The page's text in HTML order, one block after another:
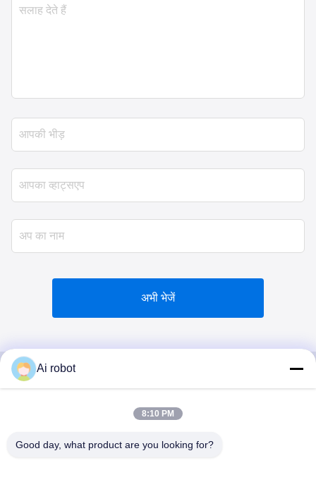
अभी भेजें
LABORATORY
Ai robot
8:10 PM
Good day, what product are you looking for?